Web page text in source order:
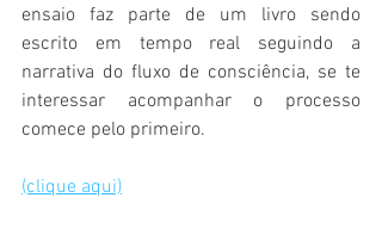
ensaio faz parte de um livro sendo
escrito em tempo real seguindo a
narrativa do fluxo de consciência, se te
interessar acompanhar o processo
comece pelo primeiro.
(clique aqui)